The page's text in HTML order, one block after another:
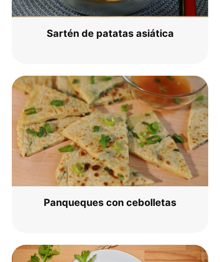
Sar­tén de pata­tas asiática
Pan­que­ques con cebolletas